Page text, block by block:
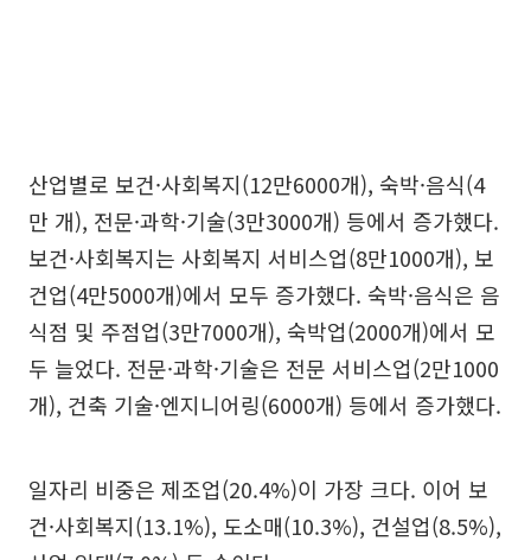
산업별로 보건·사회복지(12만6000개), 숙박·음식(4
만 개), 전문·과학·기술(3만3000개) 등에서 증가했다.
보건·사회복지는 사회복지 서비스업(8만1000개), 보
건업(4만5000개)에서 모두 증가했다. 숙박·음식은 음
식점 및 주점업(3만7000개), 숙박업(2000개)에서 모
두 늘었다. 전문·과학·기술은 전문 서비스업(2만1000
개), 건축 기술·엔지니어링(6000개) 등에서 증가했다.
일자리 비중은 제조업(20.4%)이 가장 크다. 이어 보
건·사회복지(13.1%), 도소매(10.3%), 건설업(8.5%),